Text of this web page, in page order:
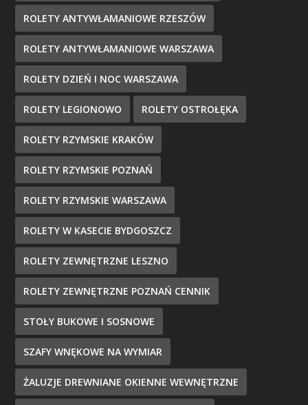
ROLETY ANTYWŁAMANIOWE RZESZÓW
ROLETY ANTYWŁAMANIOWE WARSZAWA
ROLETY DZIEŃ I NOC WARSZAWA
ROLETY LEGIONOWO ROLETY OSTROŁĘKA
ROLETY RZYMSKIE KRAKÓW
ROLETY RZYMSKIE POZNAŃ
ROLETY RZYMSKIE WARSZAWA
ROLETY W KASECIE BYDGOSZCZ
ROLETY ZEWNĘTRZNE LESZNO
ROLETY ZEWNĘTRZNE POZNAŃ CENNIK
STOŁY BUKOWE I SOSNOWE
SZAFY WNĘKOWE NA WYMIAR
ŻALUZJE DREWNIANE OKIENNE WEWNĘTRZNE